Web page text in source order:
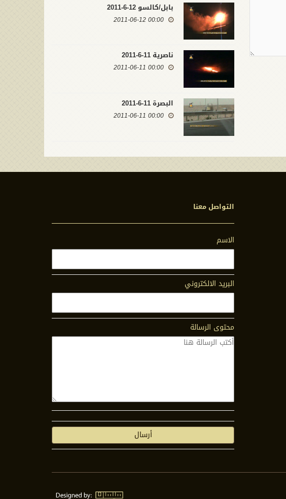
بابل/كالسو 12-6-2011
00:00 2011-06-12
ناصرية 11-6-2011
00:00 2011-06-11
البصرة 11-6-2011
00:00 2011-06-11
التواصل معنا
الاسم
البريد الالكتروني
محتوى الرسالة